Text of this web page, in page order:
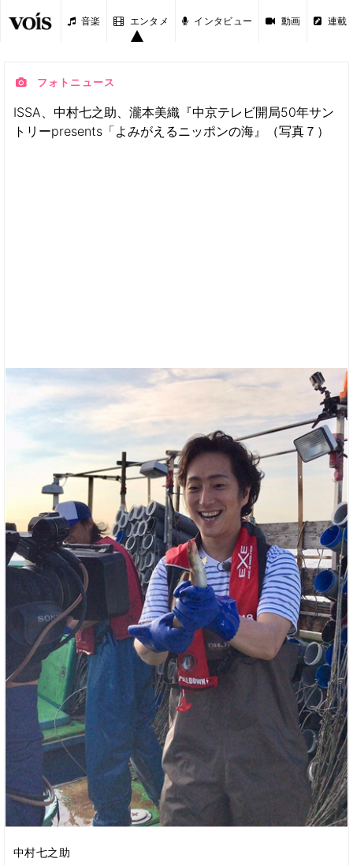
音楽 エンタメ インタビュー 動画 連載
フォトニュース
ISSA、中村七之助、瀧本美織『中京テレビ開局50年サン
トリーpresents「よみがえるニッポンの海』（写真７）
中村七之助